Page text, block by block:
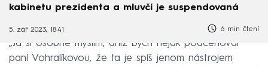
kabinetu prezidenta a mluvčí je suspendovaná
5. zář 2023, 18:41 6 min čtení
„Já si osobně myslím, aniž bych nějak podceňoval
paní Vohralíkovou, že ta je spíš jenom nástrojem